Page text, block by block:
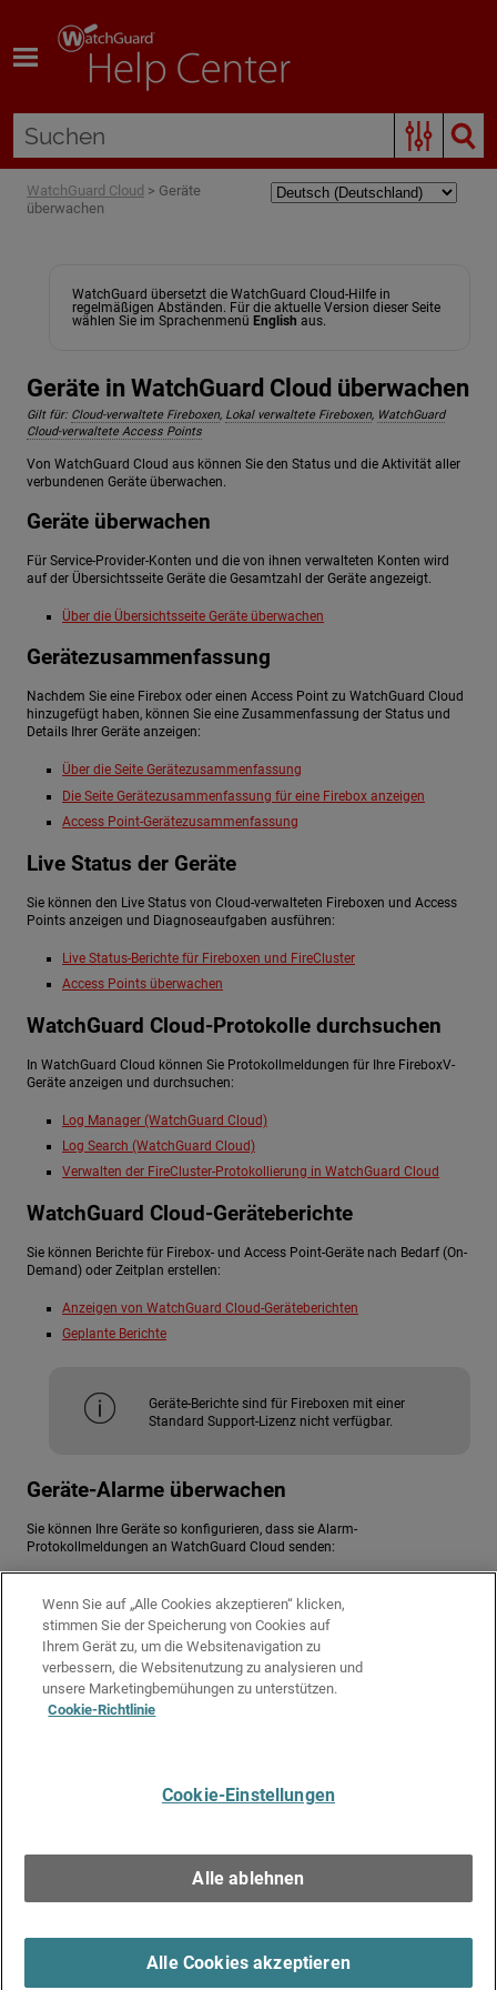
WatchGuard Cloud > Geräte
überwachen
WatchGuard übersetzt die WatchGuard Cloud-Hilfe in
regelmäßigen Abständen. Für die aktuelle Version dieser Seite
wählen Sie im Sprachenmenü English aus.
Geräte in WatchGuard Cloud überwachen
Gilt für: Cloud-verwaltete Fireboxen, Lokal verwaltete Fireboxen, WatchGuard
Cloud-verwaltete Access Points
Von WatchGuard Cloud aus können Sie den Status und die Aktivität aller
verbundenen Geräte überwachen.
Geräte überwachen
Für Service-Provider-Konten und die von ihnen verwalteten Konten wird
auf der Übersichtsseite Geräte die Gesamtzahl der Geräte angezeigt.
Über die Übersichtsseite Geräte überwachen
Gerätezusammenfassung
Nachdem Sie eine Firebox oder einen Access Point zu WatchGuard Cloud
hinzugefügt haben, können Sie eine Zusammenfassung der Status und
Details Ihrer Geräte anzeigen:
Über die Seite Gerätezusammenfassung
Die Seite Gerätezusammenfassung für eine Firebox anzeigen
Access Point-Gerätezusammenfassung
Live Status der Geräte
Sie können den Live Status von Cloud-verwalteten Fireboxen und Access
Points anzeigen und Diagnoseaufgaben ausführen:
Live Status-Berichte für Fireboxen und FireCluster
Access Points überwachen
WatchGuard Cloud-Protokolle durchsuchen
In WatchGuard Cloud können Sie Protokollmeldungen für Ihre FireboxV-
Geräte anzeigen und durchsuchen:
Log Manager (WatchGuard Cloud)
Log Search (WatchGuard Cloud)
Verwalten der FireCluster-Protokollierung in WatchGuard Cloud
WatchGuard Cloud-Geräteberichte
Sie können Berichte für Firebox- und Access Point-Geräte nach Bedarf (On-
Demand) oder Zeitplan erstellen:
Anzeigen von WatchGuard Cloud-Geräteberichten
Geplante Berichte
Geräte-Berichte sind für Fireboxen mit einer
Standard Support-Lizenz nicht verfügbar.
Geräte-Alarme überwachen
Sie können Ihre Geräte so konfigurieren, dass sie Alarm-
Protokollmeldungen an WatchGuard Cloud senden:
Ähnliche Themen
Erste Schritte — Geräte zu WatchGuard Cloud hinzufügen
Access Points zu WatchGuard Cloud hinzufügen
Über HIPAA-Compliance-Berichte
Geben Sie uns Feedback●Bekommen Sie Support
WatchGuard Technologies in den Vereinigten Staaten und anderen Ländern.
Sonstige Marken sind das Eigentum ihrer jeweiligen Inhaber.
Wenn Sie auf „Alle Cookies akzeptieren“ klicken,
stimmen Sie der Speicherung von Cookies auf
Ihrem Gerät zu, um die Websitenavigation zu
verbessern, die Websitenutzung zu analysieren und
unsere Marketingbemühungen zu unterstützen.
Cookie-Richtlinie
Cookie-Einstellungen
Alle ablehnen
Alle Cookies akzeptieren